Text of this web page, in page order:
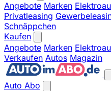
Angebote Marken
Privatleasing
Schnäppchen
Kaufen
Angebote Marken
Verkaufen Autos Magazin
Auto Abo